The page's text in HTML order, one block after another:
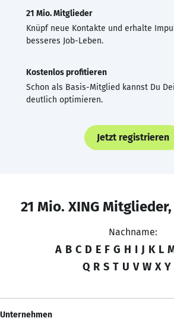
21 Mio. Mitglieder
Knüpf neue Kontakte und erhalte
besseres Job-Leben.
Kostenlos profitieren
Schon als Basis-Mitglied kannst Du
deutlich optimieren.
Jetzt registrieren
21 Mio. XING
Nachname:
A B C D E F G H I J K L
Q R S T U V W X Y
Unternehmen